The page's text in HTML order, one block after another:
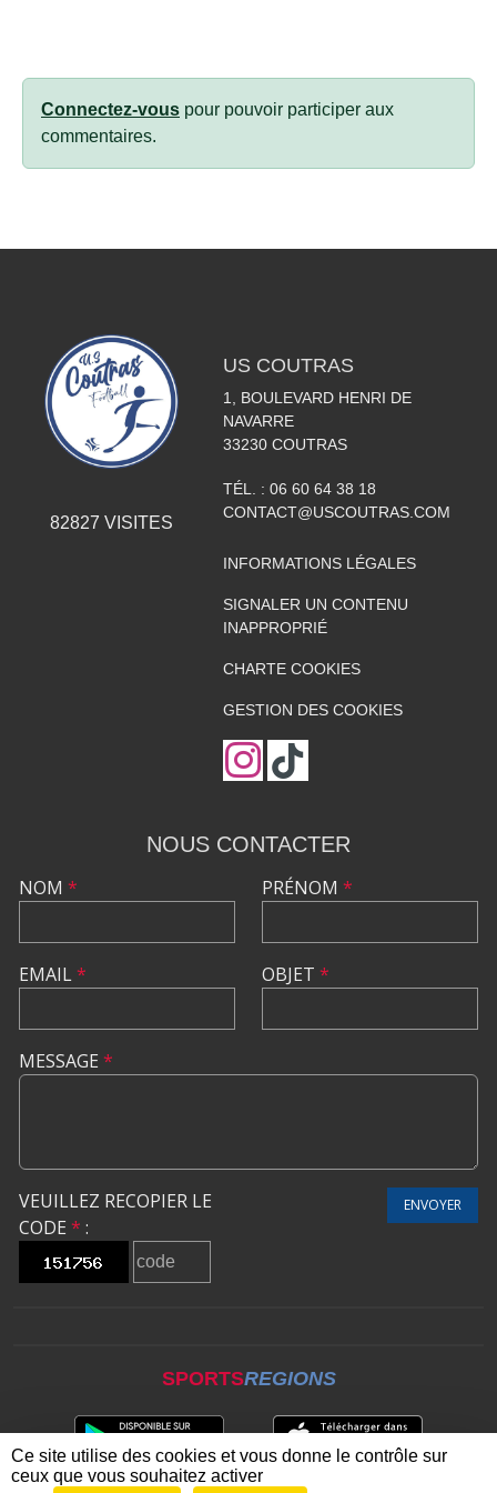
Connectez-vous pour pouvoir participer aux
commentaires.
82827 VISITES
US COUTRAS
1, BOULEVARD HENRI DE
NAVARRE
33230 COUTRAS
TÉL. : 06 60 64 38 18
CONTACT@USCOUTRAS.COM
INFORMATIONS LÉGALES
SIGNALER UN CONTENU
INAPPROPRIÉ
CHARTE COOKIES
GESTION DES COOKIES
NOUS CONTACTER
NOM *
EMAIL*
PRÉNOM *
OBJET *
MESSAGE *
VEUILLEZ RECOPIER LE
CODE * :
ENVOYER
SPORTSREGIONS
Ce site utilise des cookies et vous donne le contrôle sur
ceux que vous souhaitez activer